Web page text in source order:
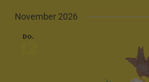
November 2026
Do.